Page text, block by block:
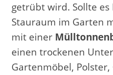
getrübt wird. Sollte
Stauraum im Garten
mit einer
einen trockenen
Gartenmöbel,